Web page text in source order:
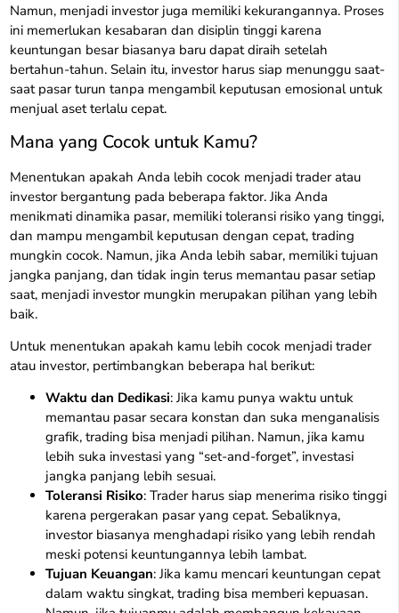
Namun, menjadi investor juga memiliki kekurangannya. Proses
ini memerlukan kesabaran dan disiplin tinggi karena
keuntungan besar biasanya baru dapat diraih setelah
bertahun-tahun. Selain itu, investor harus siap menunggu saat-
saat pasar turun tanpa mengambil keputusan emosional untuk
menjual aset terlalu cepat.
Mana yang Cocok untuk Kamu?
Menentukan apakah Anda lebih cocok menjadi trader atau
investor bergantung pada beberapa faktor. Jika Anda
menikmati dinamika pasar, memiliki toleransi risiko yang tinggi,
dan mampu mengambil keputusan dengan cepat, trading
mungkin cocok. Namun, jika Anda lebih sabar, memiliki tujuan
jangka panjang, dan tidak ingin terus memantau pasar setiap
saat, menjadi investor mungkin merupakan pilihan yang lebih
baik.
Untuk menentukan apakah kamu lebih cocok menjadi trader
atau investor, pertimbangkan beberapa hal berikut:
Waktu dan Dedikasi: Jika kamu punya waktu untuk
memantau pasar secara konstan dan suka menganalisis
grafik, trading bisa menjadi pilihan. Namun, jika kamu
lebih suka investasi yang “set-and-forget”, investasi
jangka panjang lebih sesuai.
Toleransi Risiko: Trader harus siap menerima risiko tinggi
karena pergerakan pasar yang cepat. Sebaliknya,
investor biasanya menghadapi risiko yang lebih rendah
meski potensi keuntungannya lebih lambat.
Tujuan Keuangan: Jika kamu mencari keuntungan cepat
dalam waktu singkat, trading bisa memberi kepuasan.